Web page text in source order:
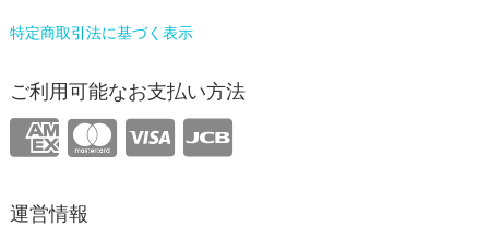
特定商取引法に基づく表示
ご利用可能なお支払い方法
運営情報